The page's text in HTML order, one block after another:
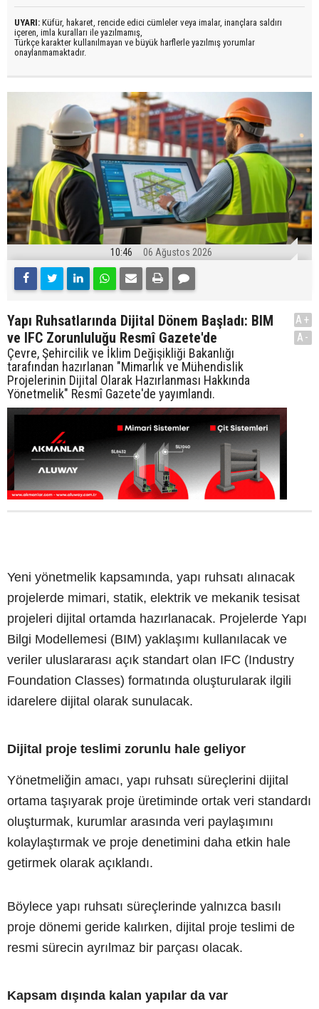
UYARI: Küfür, hakaret, rencide edici cümleler veya imalar, inançlara saldırı
içeren, imla kuralları ile yazılmamış,
Türkçe karakter kullanılmayan ve büyük harflerle yazılmış yorumlar
onaylanmamaktadır.
10:46 06 Ağustos 2026
Yapı Ruhsatlarında Dijital Dönem Başladı: BIM
ve IFC Zorunluluğu Resmî Gazete'de
Çevre, Şehircilik ve İklim Değişikliği Bakanlığı
tarafından hazırlanan "Mimarlık ve Mühendislik
Projelerinin Dijital Olarak Hazırlanması Hakkında
Yönetmelik" Resmî Gazete'de yayımlandı.
A+
A-
Yeni yönetmelik kapsamında, yapı ruhsatı alınacak
projelerde mimari, statik, elektrik ve mekanik tesisat
projeleri dijital ortamda hazırlanacak. Projelerde Yapı
Bilgi Modellemesi (BIM) yaklaşımı kullanılacak ve
veriler uluslararası açık standart olan IFC (Industry
Foundation Classes) formatında oluşturularak ilgili
idarelere dijital olarak sunulacak.
Dijital proje teslimi zorunlu hale geliyor
Yönetmeliğin amacı, yapı ruhsatı süreçlerini dijital
ortama taşıyarak proje üretiminde ortak veri standardı
oluşturmak, kurumlar arasında veri paylaşımını
kolaylaştırmak ve proje denetimini daha etkin hale
getirmek olarak açıklandı.
Böylece yapı ruhsatı süreçlerinde yalnızca basılı
proje dönemi geride kalırken, dijital proje teslimi de
resmi sürecin ayrılmaz bir parçası olacak.
Kapsam dışında kalan yapılar da var